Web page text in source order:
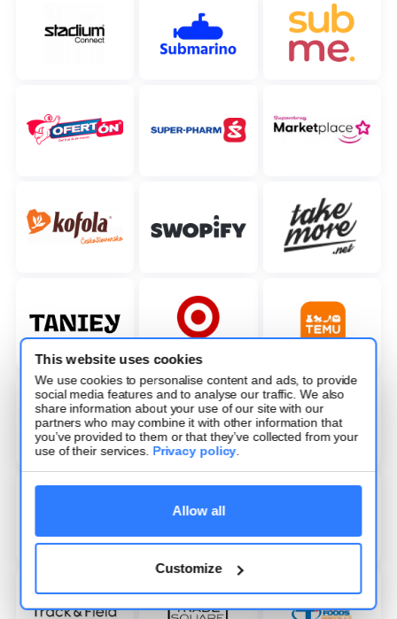
This website uses cookies
We use cookies to personalise content and ads, to provide
social media features and to analyse our traffic. We also
share information about your use of our site with our
partners who may combine it with other information that
you’ve provided to them or that they’ve collected from your
use of their services. Privacy policy.
Allow all
Customize